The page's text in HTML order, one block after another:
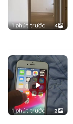
1 phút trước 4
1 phút trước 2